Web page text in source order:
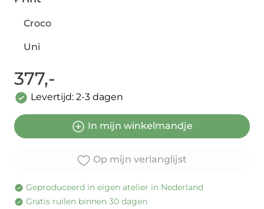
Croco
Uni
377,-
Levertijd: 2-3 dagen
In mijn winkelmandje
Op mijn verlanglijst
Geproduceerd in eigen atelier in Nederland
Gratis ruilen binnen 30 dagen